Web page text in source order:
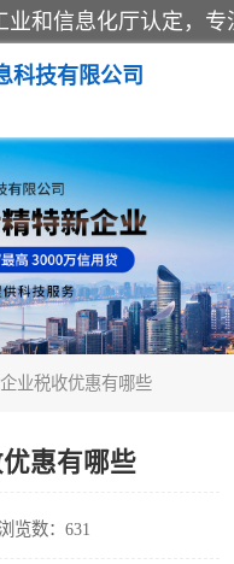
科技有限公司
业税收优惠有哪些
惠有哪些
览数：631